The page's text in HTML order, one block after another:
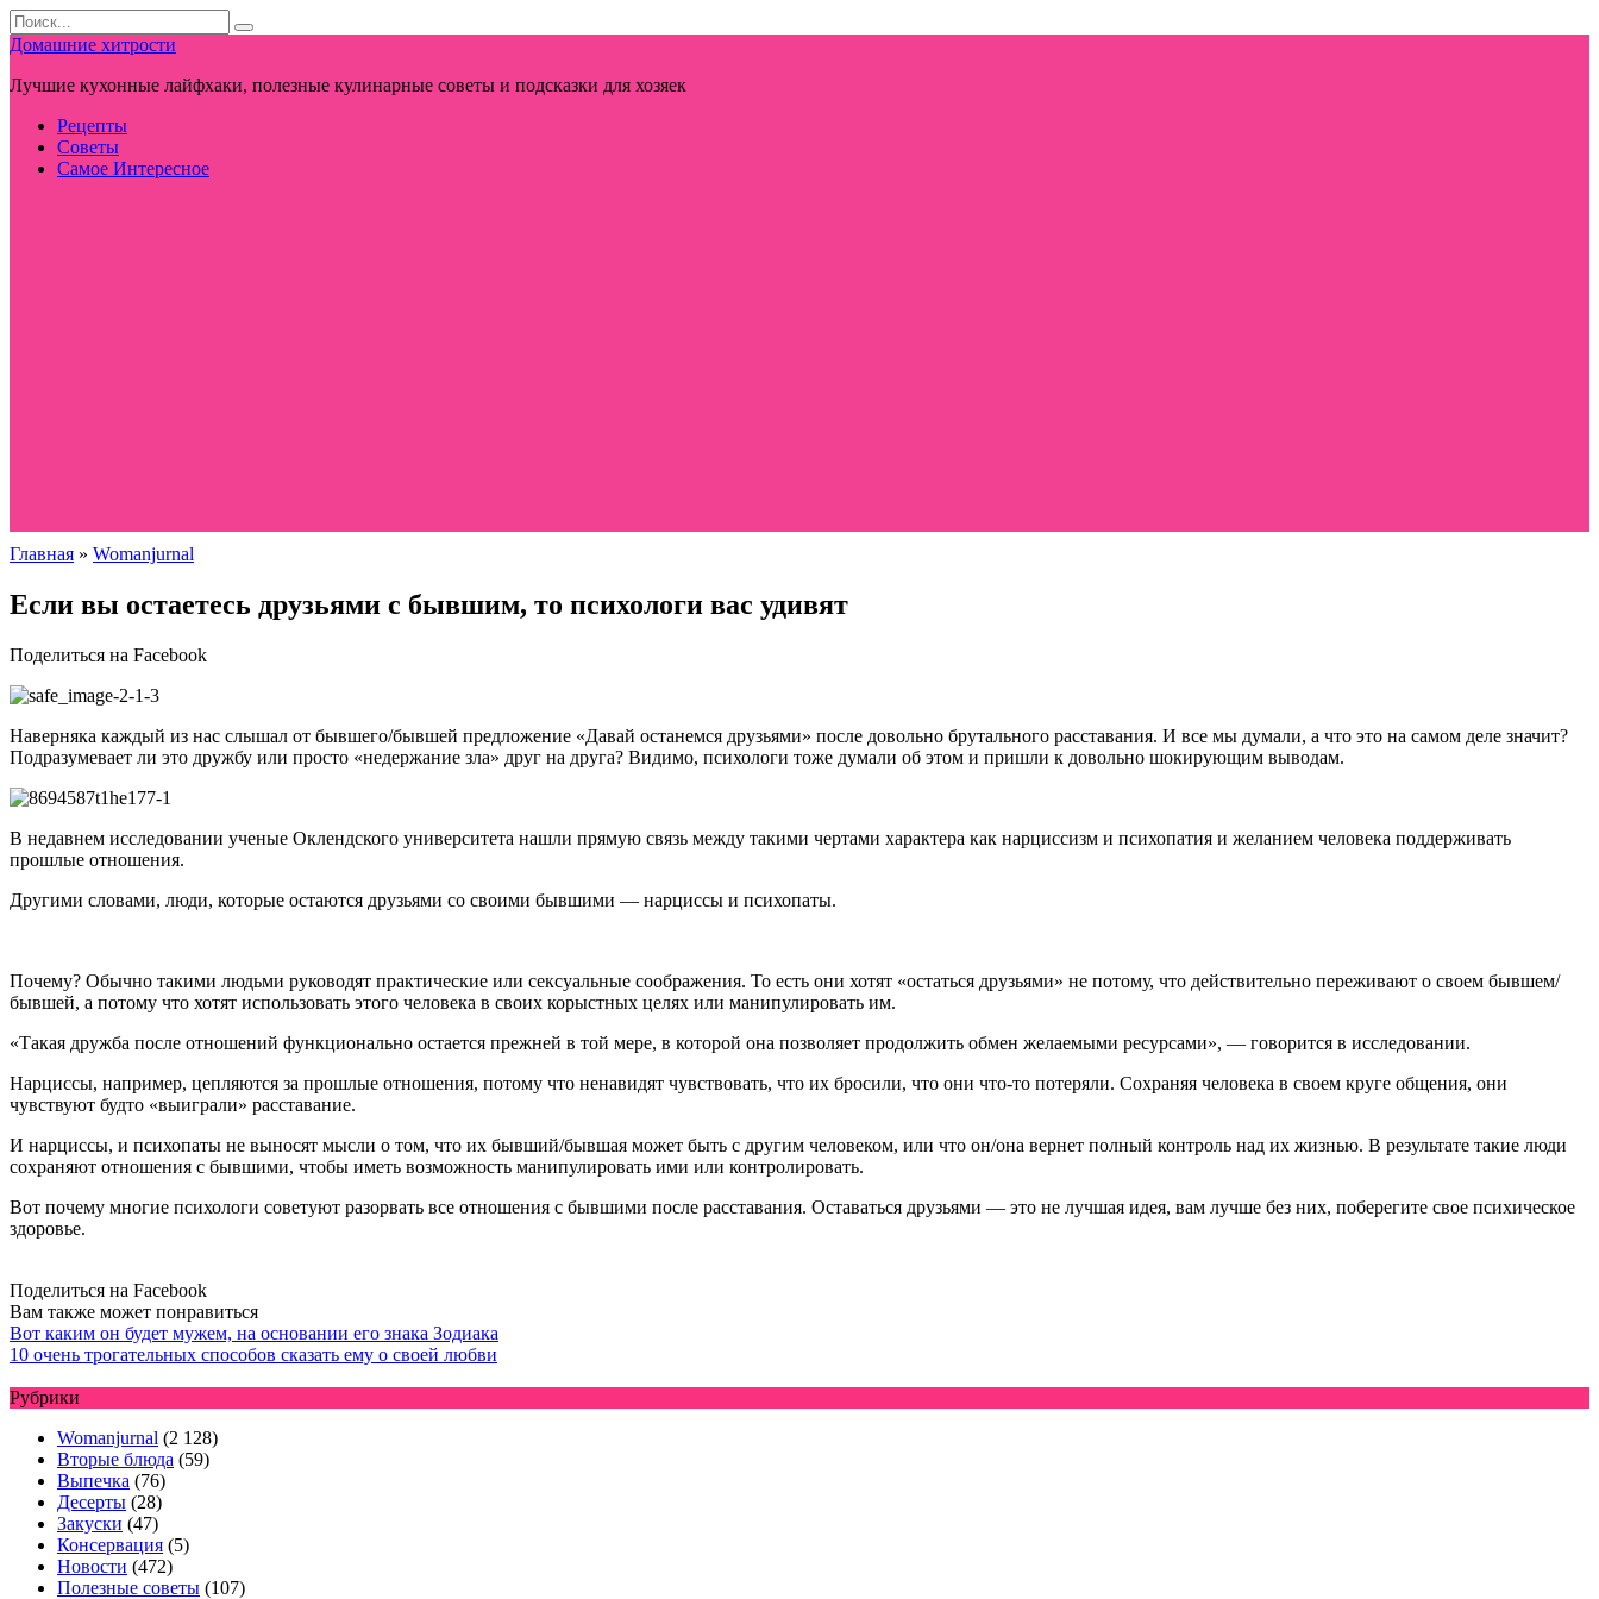
Перейти
к
контенту
Search
for:
Домашние хитрости
Лучшие кухонные лайфхаки, полезные кулинарные советы и подсказки для хозяек
Рецепты
Советы
Самое Интересное
Главная » Womanjurnal
Если вы остаетесь друзьями с бывшим, то психологи вас удивят
Поделиться на Facebook
Наверняка каждый из нас слышал от бывшего/бывшей предложение «Давай останемся друзьями» после довольно брутального расставания. И все мы думали, а что это на самом деле значит?
Подразумевает ли это дружбу или просто «недержание зла» друг на друга? Видимо, психологи тоже думали об этом и пришли к довольно шокирующим выводам.
В недавнем исследовании ученые Оклендского университета нашли прямую связь между такими чертами характера как нарциссизм и психопатия и желанием человека поддерживать
прошлые отношения.
Другими словами, люди, которые остаются друзьями со своими бывшими — нарциссы и психопаты.
Почему? Обычно такими людьми руководят практические или сексуальные соображения. То есть они хотят «остаться друзьями» не потому, что действительно переживают о своем бывшем/
бывшей, а потому что хотят использовать этого человека в своих корыстных целях или манипулировать им.
«Такая дружба после отношений функционально остается прежней в той мере, в которой она позволяет продолжить обмен желаемыми ресурсами», — говорится в исследовании.
Нарциссы, например, цепляются за прошлые отношения, потому что ненавидят чувствовать, что их бросили, что они что-то потеряли. Сохраняя человека в своем круге общения, они
чувствуют будто «выиграли» расставание.
И нарциссы, и психопаты не выносят мысли о том, что их бывший/бывшая может быть с другим человеком, или что он/она вернет полный контроль над их жизнью. В результате такие люди
сохраняют отношения с бывшими, чтобы иметь возможность манипулировать ими или контролировать.
Вот почему многие психологи советуют разорвать все отношения с бывшими после расставания. Оставаться друзьями — это не лучшая идея, вам лучше без них, поберегите свое психическое
здоровье.
Поделиться на Facebook
Вам также может понравиться
Вот каким он будет мужем, на основании его знака Зодиака
10 очень трогательных способов сказать ему о своей любви
Рубрики
Womanjurnal (2 128)
Вторые блюда (59)
Выпечка (76)
Десерты (28)
Закуски (47)
Консервация (5)
Новости (472)
Полезные советы (107)